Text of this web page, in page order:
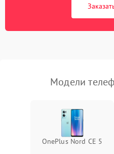
Модели
OnePlus Nord CE 5